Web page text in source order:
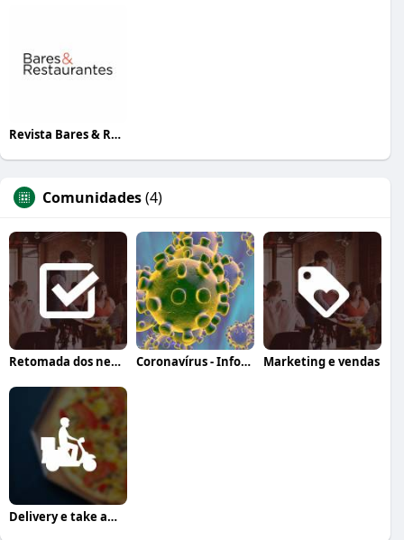
Revista Bares & Restaurantes
Comunidades(4)
Retomada dos negócios Coronavírus - Informação, orientação e a Marketing e vendas
Delivery e take away